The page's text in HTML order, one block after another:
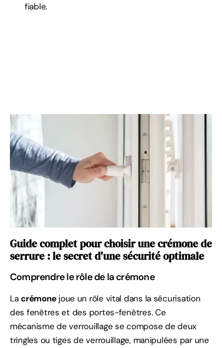
fiable.
Guide complet pour choisir une crémone de
serrure : le secret d'une sécurité optimale
Comprendre le rôle de la crémone
Lacrémonejoue un rôle vital dans la sécurisation
des fenêtres et des portes-fenêtres. Ce
mécanisme de verrouillage se compose de deux
tringles ou tiges de verrouillage, manipulées par une